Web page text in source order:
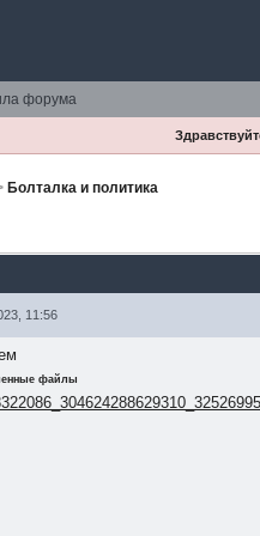
форума
Болталка и политика
11:56
файлы